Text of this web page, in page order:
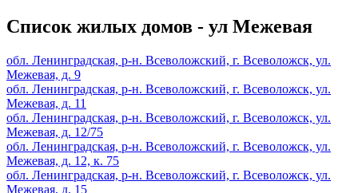
Список жилых домов - ул Межевая
обл. Ленинградская, р-н. Всеволожский, г. Всеволожск, ул.
Межевая, д. 9
обл. Ленинградская, р-н. Всеволожский, г. Всеволожск, ул.
Межевая, д. 11
обл. Ленинградская, р-н. Всеволожский, г. Всеволожск, ул.
Межевая, д. 12/75
обл. Ленинградская, р-н. Всеволожский, г. Всеволожск, ул.
Межевая, д. 12, к. 75
обл. Ленинградская, р-н. Всеволожский, г. Всеволожск, ул.
Межевая, д. 15